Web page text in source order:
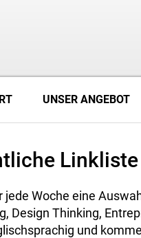
UNSER ANGEBOT
Linkliste
jede Woche eine
Design Thinking,
und